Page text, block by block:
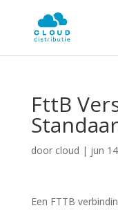
FttB
door cloud | jun
Een FTTB